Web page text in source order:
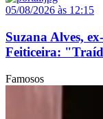
05/08/2026 às 12:15
Suzana Alves,
Feiticeira:
Famosos